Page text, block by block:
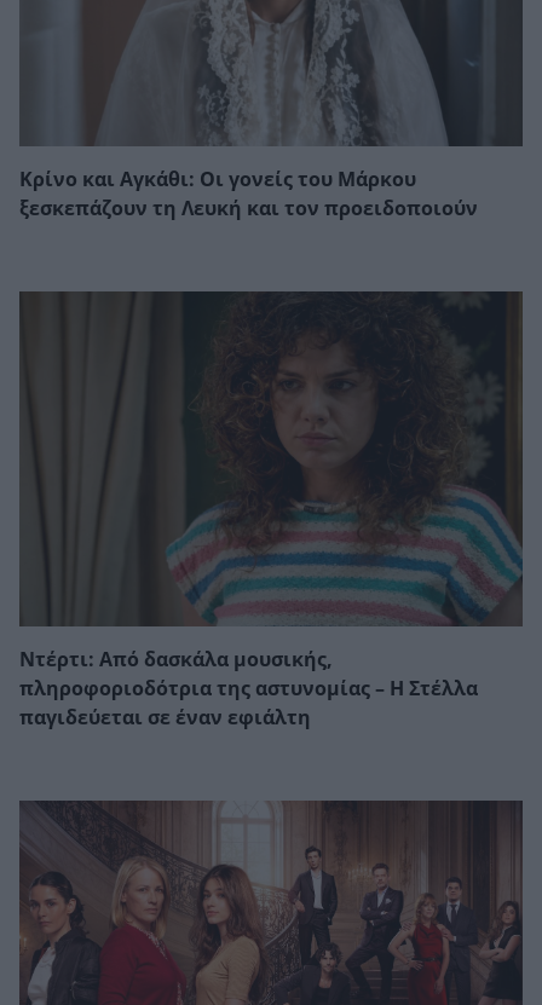
Κρίνο και Αγκάθι: Οι γονείς του Μάρκου
ξεσκεπάζουν τη Λευκή και τον προειδοποιούν
Ντέρτι: Από δασκάλα μουσικής,
πληροφοριοδότρια της αστυνομίας – Η Στέλλα
παγιδεύεται σε έναν εφιάλτη